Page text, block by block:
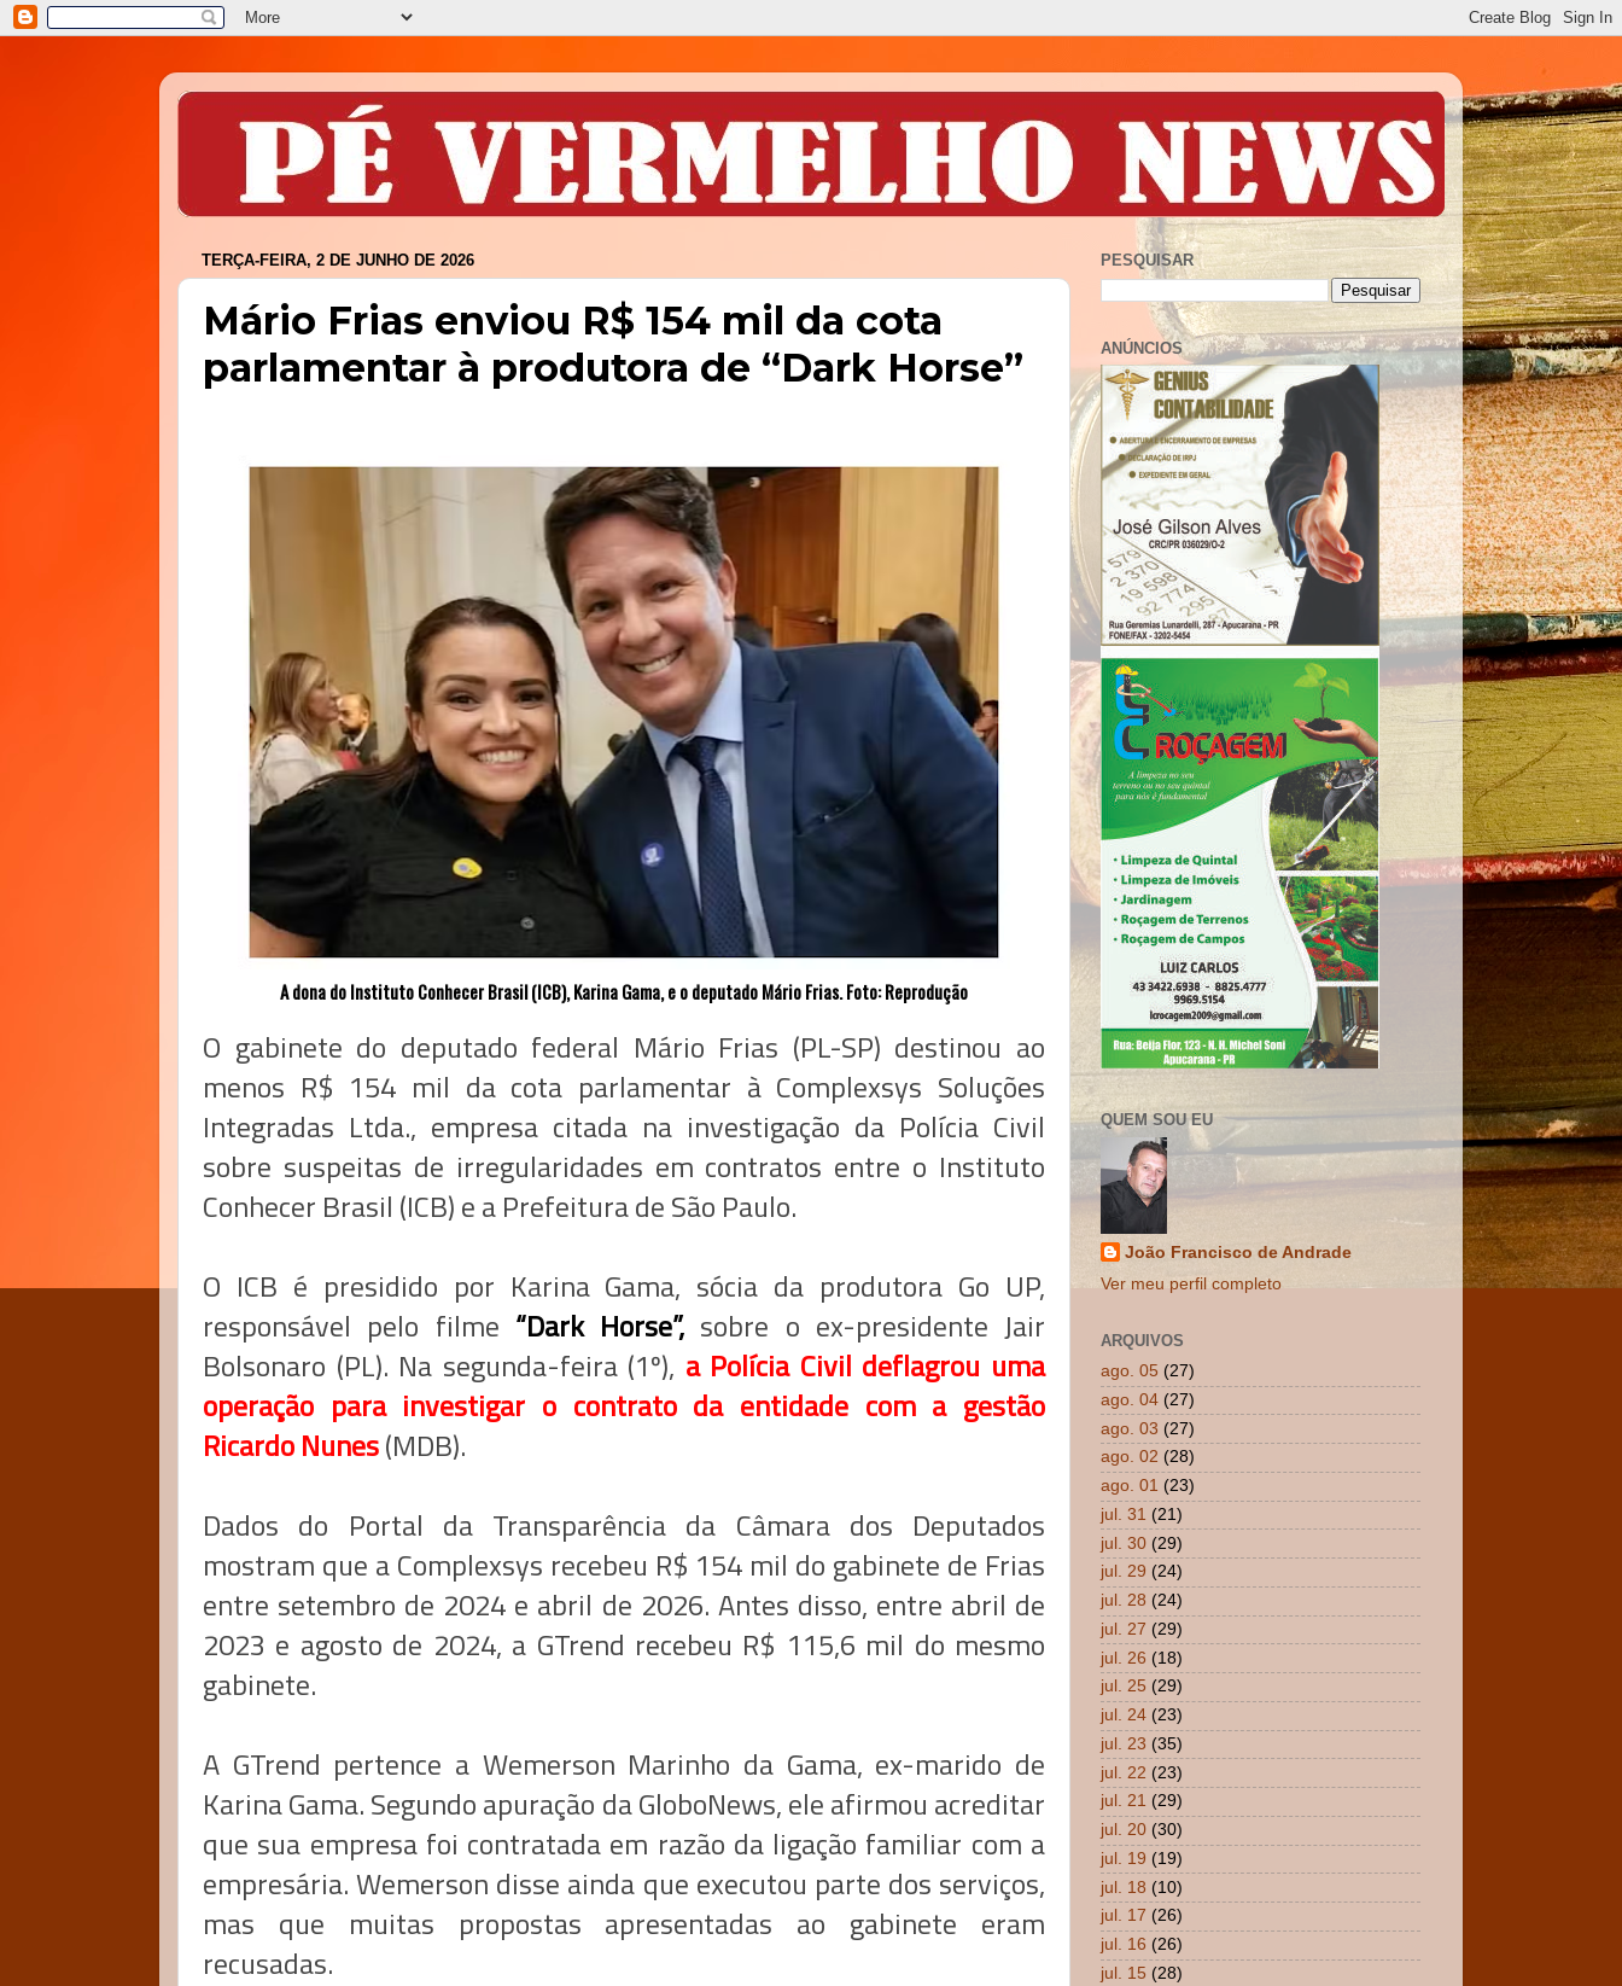
TERÇA-FEIRA, 2 DE JUNHO DE 2026
Mário Frias enviou R$ 154 mil da cota
parlamentar à produtora de “Dark Horse”
A dona do Instituto Conhecer Brasil (ICB), Karina Gama, e o deputado Mário Frias. Foto: Reprodução
O gabinete do deputado federal Mário Frias (PL-SP) destinou ao
menos R$ 154 mil da cota parlamentar à Complexsys Soluções
Integradas Ltda., empresa citada na investigação da Polícia Civil
sobre suspeitas de irregularidades em contratos entre o Instituto
Conhecer Brasil (ICB) e a Prefeitura de São Paulo.
O ICB é presidido por Karina Gama, sócia da produtora Go UP,
responsável pelo filme “Dark Horse”, sobre o ex-presidente Jair
Bolsonaro (PL). Na segunda-feira (1º), a Polícia Civil deflagrou uma
operação para investigar o contrato da entidade com a gestão
Ricardo Nunes(MDB).
Dados do Portal da Transparência da Câmara dos Deputados
mostram que a Complexsys recebeu R$ 154 mil do gabinete de Frias
entre setembro de 2024 e abril de 2026. Antes disso, entre abril de
2023 e agosto de 2024, a GTrend recebeu R$ 115,6 mil do mesmo
gabinete.
A GTrend pertence a Wemerson Marinho da Gama, ex-marido de
Karina Gama. Segundo apuração da GloboNews, ele afirmou acreditar
que sua empresa foi contratada em razão da ligação familiar com a
empresária. Wemerson disse ainda que executou parte dos serviços,
mas que muitas propostas apresentadas ao gabinete eram
recusadas.
PESQUISAR
ANÚNCIOS
QUEM SOU EU
João Francisco de Andrade
Ver meu perfil completo
ARQUIVOS
ago. 05 (27)
ago. 04 (27)
ago. 03 (27)
ago. 02 (28)
ago. 01 (23)
jul. 31 (21)
jul. 30 (29)
jul. 29 (24)
jul. 28 (24)
jul. 27 (29)
jul. 26 (18)
jul. 25 (29)
jul. 24 (23)
jul. 23 (35)
jul. 22 (23)
jul. 21 (29)
jul. 20 (30)
jul. 19 (19)
jul. 18 (10)
jul. 17 (26)
jul. 16 (26)
jul. 15 (28)